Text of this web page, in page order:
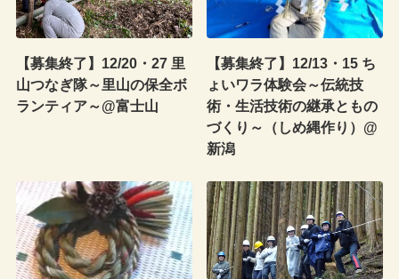
【募集終了】12/20・27 里
山つなぎ隊～里山の保全ボ
ランティア～@富士山
【募集終了】12/13・15 ち
ょいワラ体験会～伝統技
術・生活技術の継承ともの
づくり～（しめ縄作り）@
新潟